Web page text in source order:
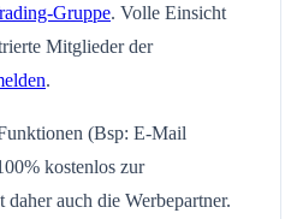
Gruppe. Volle Einsicht
Mitglieder der
.
(Bsp: E-Mail
kostenlos zur
auch die Werbepartner.